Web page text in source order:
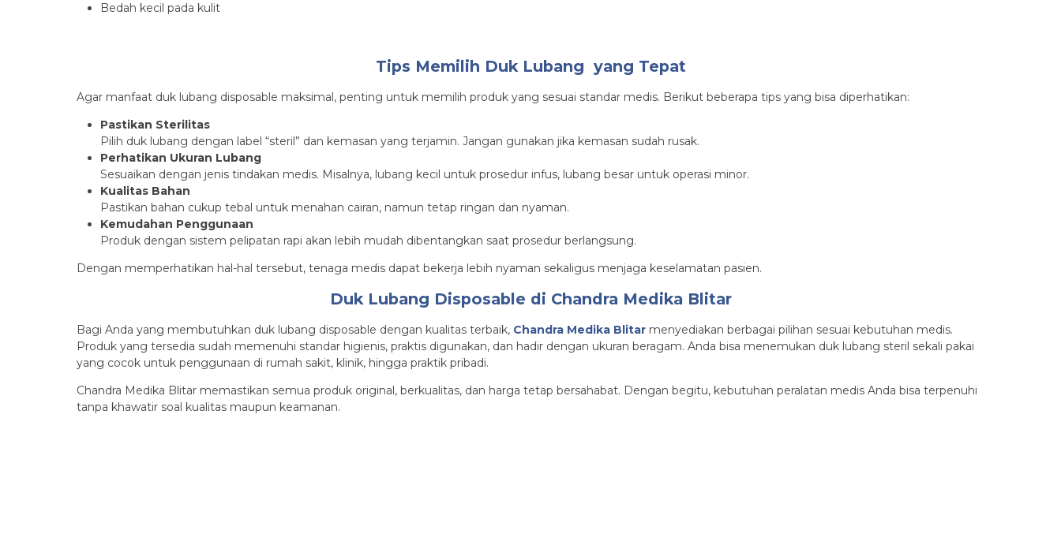
Bedah kecil pada kulit
Tips Memilih Duk Lubang yang Tepat
Agar manfaat duk lubang disposable maksimal, penting untuk memilih produk yang sesuai standar medis. Berikut beberapa tips yang bisa diperhatikan:
Pastikan Sterilitas
Pilih duk lubang dengan label “steril” dan kemasan yang terjamin. Jangan gunakan jika kemasan sudah rusak.
Perhatikan Ukuran Lubang
Sesuaikan dengan jenis tindakan medis. Misalnya, lubang kecil untuk prosedur infus, lubang besar untuk operasi minor.
Kualitas Bahan
Pastikan bahan cukup tebal untuk menahan cairan, namun tetap ringan dan nyaman.
Kemudahan Penggunaan
Produk dengan sistem pelipatan rapi akan lebih mudah dibentangkan saat prosedur berlangsung.
Dengan memperhatikan hal-hal tersebut, tenaga medis dapat bekerja lebih nyaman sekaligus menjaga keselamatan pasien.
Duk Lubang Disposable di Chandra Medika Blitar
Bagi Anda yang membutuhkan duk lubang disposable dengan kualitas terbaik, Chandra Medika Blitar menyediakan berbagai pilihan sesuai kebutuhan medis.
Produk yang tersedia sudah memenuhi standar higienis, praktis digunakan, dan hadir dengan ukuran beragam. Anda bisa menemukan duk lubang steril sekali pakai
yang cocok untuk penggunaan di rumah sakit, klinik, hingga praktik pribadi.
Chandra Medika Blitar memastikan semua produk original, berkualitas, dan harga tetap bersahabat. Dengan begitu, kebutuhan peralatan medis Anda bisa terpenuhi
tanpa khawatir soal kualitas maupun keamanan.